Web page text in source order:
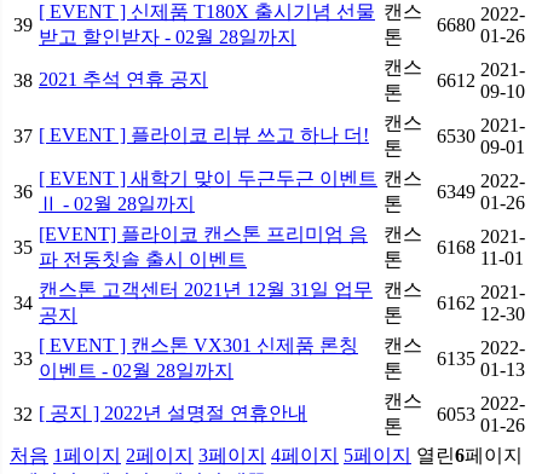
39
[ EVENT ] 신제품 T180X 출시기념 선물
받고 할인받자 - 02월 28일까지
캔스
톤
6680
2022-
01-26
38 2021 추석 연휴 공지
캔스
톤
6612
2021-
09-10
37 [ EVENT ] 플라이코 리뷰 쓰고 하나 더!
캔스
톤
6530
2021-
09-01
36
[ EVENT ] 새학기 맞이 두근두근 이벤트
Ⅱ - 02월 28일까지
캔스
톤
6349
2022-
01-26
35
[EVENT] 플라이코 캔스톤 프리미엄 음
파 전동칫솔 출시 이벤트
캔스
톤
6168
2021-
11-01
34
캔스톤 고객센터 2021년 12월 31일 업무
공지
캔스
톤
6162
2021-
12-30
33
[ EVENT ] 캔스톤 VX301 신제품 론칭
이벤트 - 02월 28일까지
캔스
톤
6135
2022-
01-13
32 [ 공지 ] 2022년 설명절 연휴안내
캔스
톤
6053
2022-
01-26
처음 1페이지 2페이지 3페이지 4페이지 5페이지 열린6페이지